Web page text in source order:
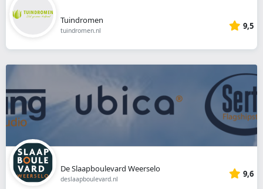
Tuindromen
tuindromen.nl 9,5
De Slaapboulevard Weerselo
deslaapboulevard.nl 9,6